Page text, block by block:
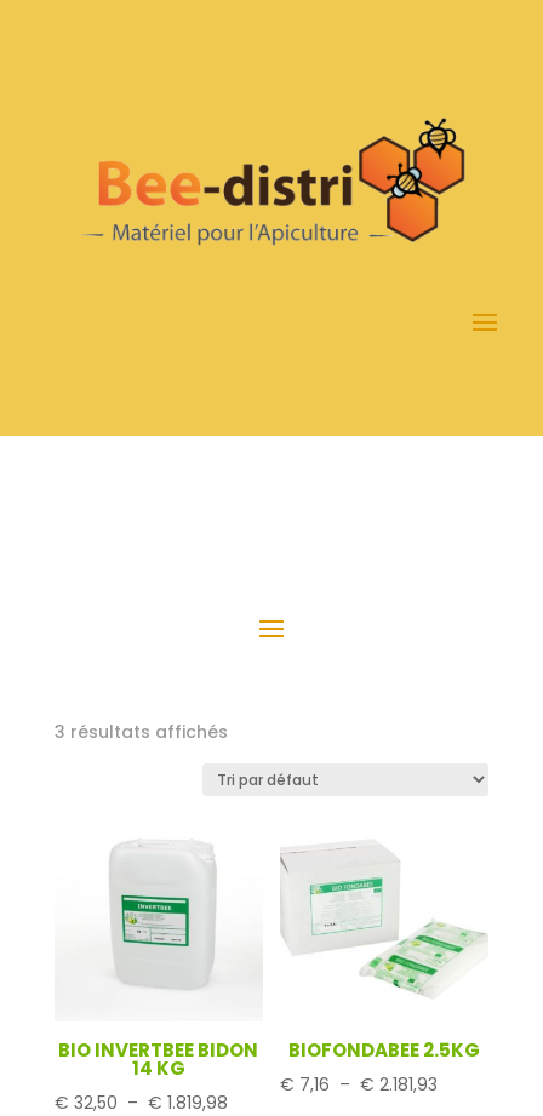
3 résultats affichés
BIO INVERTBEE BIDON
14 KG
€ 32,50 – € 1.819,98Plage
BIOFONDABEE 2.5KG
€ 7,16 – € 2.181,93